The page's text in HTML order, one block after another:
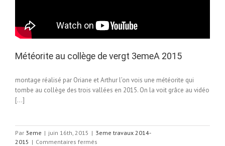
Météorite au collège de vergt 3emeA 2015
montage réalisé par Oriane et Arthur l’on vois une météorite qui
tombe au collège des trois vallées en 2015. On la voit grâce au vidéo
[…]
Par 3eme | juin 16th, 2015 | 3eme travaux 2014-
2015 | Commentaires fermés